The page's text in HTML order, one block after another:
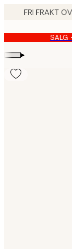
content.
SALG
▸